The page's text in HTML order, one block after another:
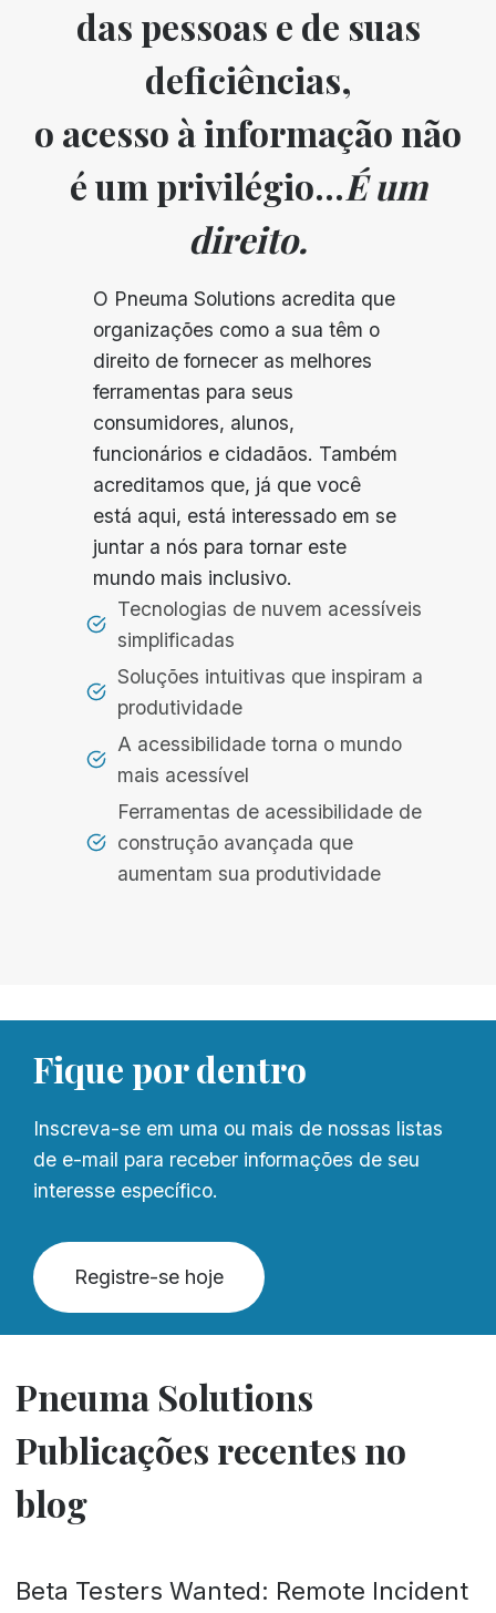
das pessoas e de suas
deficiências,
o acesso à informação não
é um privilégio...É um
direito.
O Pneuma Solutions acredita que
organizações como a sua têm o
direito de fornecer as melhores
ferramentas para seus
consumidores, alunos,
funcionários e cidadãos. Também
acreditamos que, já que você
está aqui, está interessado em se
juntar a nós para tornar este
mundo mais inclusivo.
Tecnologias de nuvem acessíveis
simplificadas
Soluções intuitivas que inspiram a
produtividade
A acessibilidade torna o mundo
mais acessível
Ferramentas de acessibilidade de
construção avançada que
aumentam sua produtividade
Fique por dentro
Inscreva-se em uma ou mais de nossas listas
de e-mail para receber informações de seu
interesse específico.
Registre-se hoje
Pneuma Solutions
Publicações recentes no
blog
Beta Testers Wanted: Remote Incident